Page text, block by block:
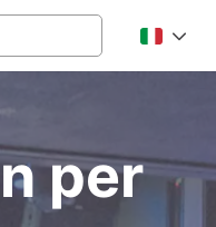
per